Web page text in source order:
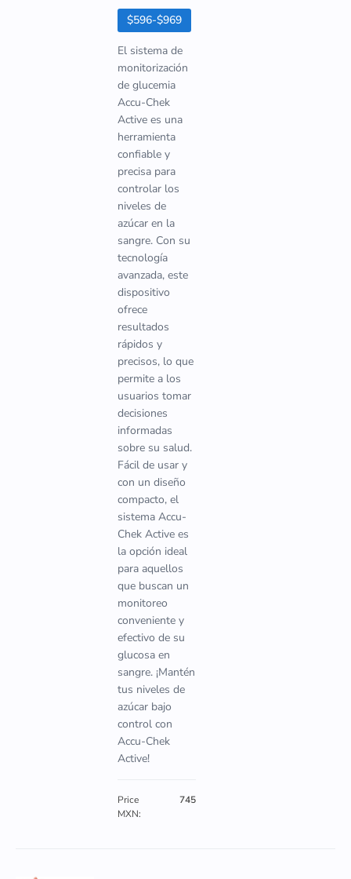
$596-$969
El sistema de
monitorización
de glucemia
Accu-Chek
Active es una
herramienta
confiable y
precisa para
controlar los
niveles de
azúcar en la
sangre. Con su
tecnología
avanzada, este
dispositivo
ofrece
resultados
rápidos y
precisos, lo que
permite a los
usuarios tomar
decisiones
informadas
sobre su salud.
Fácil de usar y
con un diseño
compacto, el
sistema Accu-
Chek Active es
la opción ideal
para aquellos
que buscan un
monitoreo
conveniente y
efectivo de su
glucosa en
sangre. ¡Mantén
tus niveles de
azúcar bajo
control con
Accu-Chek
Active!
Price
MXN:
745